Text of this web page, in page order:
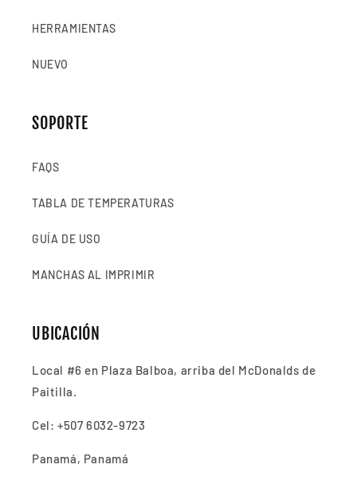
HERRAMIENTAS
NUEVO
SOPORTE
FAQS
TABLA DE TEMPERATURAS
GUÍA DE USO
MANCHAS AL IMPRIMIR
UBICACIÓN
Local #6 en Plaza Balboa, arriba del McDonalds de
Paitilla.
Cel: +507 6032-9723
Panamá, Panamá